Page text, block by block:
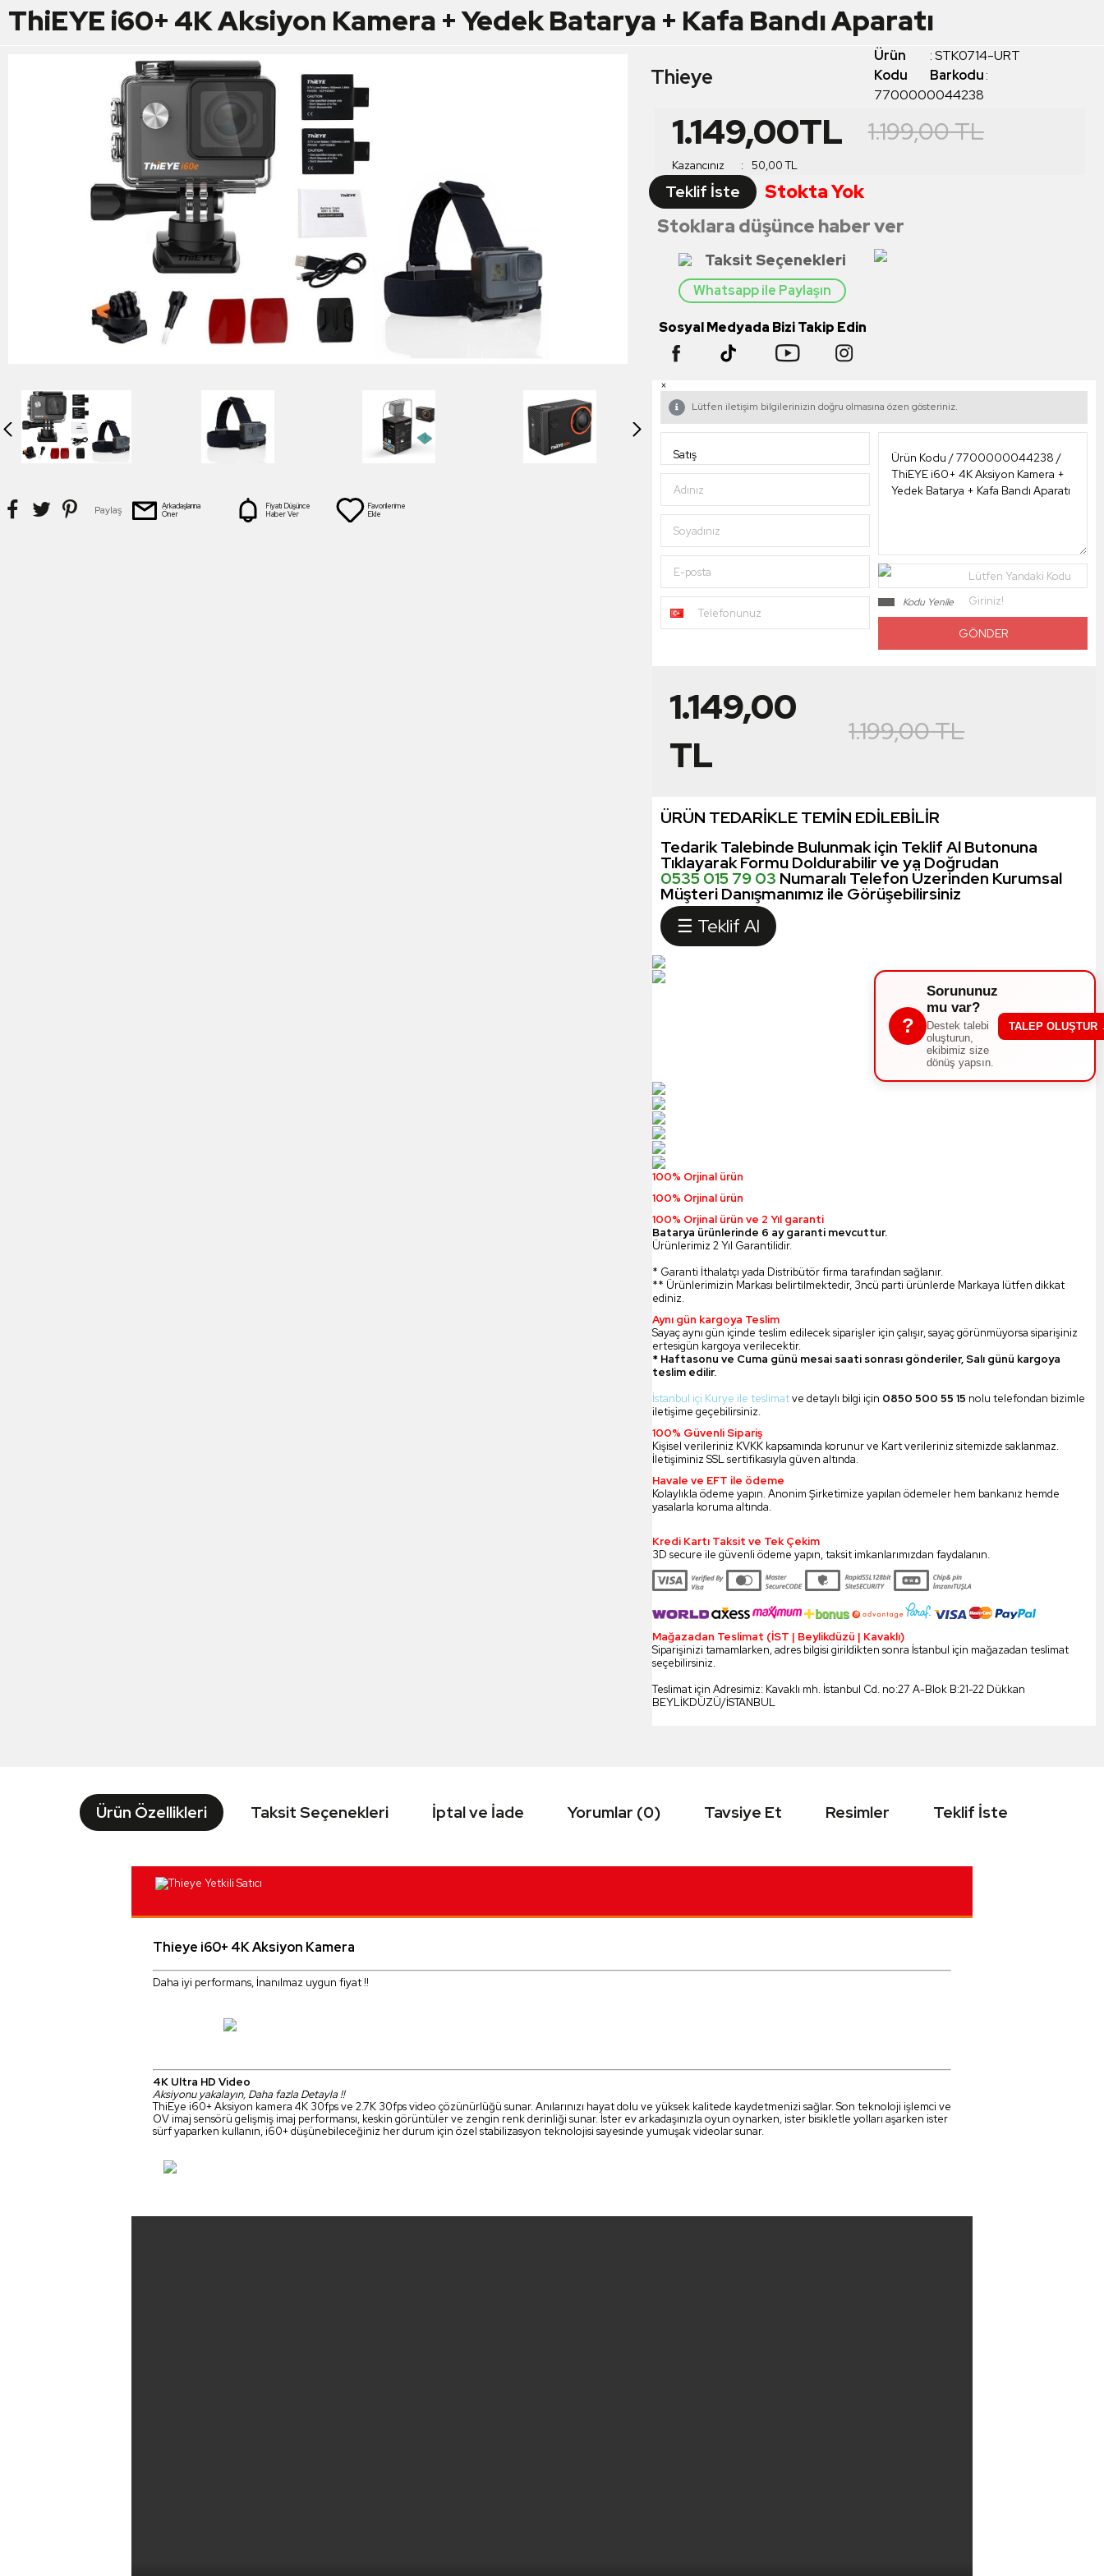
ThiEYE i60+ 4K Aksiyon Kamera + Yedek Batarya + Kafa Bandı Aparatı
Paylaş
Arkadaşlarına
Öner
Fiyatı Düşünce
Haber Ver
Favorilerime
Ekle
Thieye
Ürün
Kodu
:STK0714-URT
Barkodu:
7700000044238
1.149,00TL 1.199,00TL
Kazancınız : 50,00TL
Teklif İste
Stokta Yok
Stoklara düşünce haber ver
Taksit Seçenekleri
Whatsapp ile Paylaşın
Sosyal Medyada Bizi Takip Edin
×
Lütfen iletişim bilgilerinizin doğru olmasına özen gösteriniz.
Adınız
Soyadınız
E-posta
Telefonunuz
Lütfen Yandaki Kodu
Giriniz!
Kodu Yenile
1.149,00
TL
1.199,00TL
ÜRÜN TEDARİKLE TEMİN EDİLEBİLİR
Tedarik Talebinde Bulunmak için Teklif Al Butonuna
Tıklayarak Formu Doldurabilir ve ya Doğrudan
0535 015 79 03 Numaralı Telefon Üzerinden Kurumsal
Müşteri Danışmanımız ile Görüşebilirsiniz
☰ Teklif Al
?
Sorununuz
mu var?
Destek talebi
oluşturun,
ekibimiz size
dönüş yapsın.
TALEP OLUŞTUR
100% Orjinal ürün
100% Orjinal ürün
100% Orjinal ürün ve 2 Yıl garanti
Batarya ürünlerinde 6 ay garanti mevcuttur.
Ürünlerimiz 2 Yıl Garantilidir.
* Garanti İthalatçı yada Distribütör firma tarafından sağlanır.
** Ürünlerimizin Markası belirtilmektedir, 3ncü parti ürünlerde Markaya lütfen dikkat
ediniz.
Aynı gün kargoya Teslim
Sayaç aynı gün içinde teslim edilecek siparişler için çalışır, sayaç görünmüyorsa siparişiniz
ertesigün kargoya verilecektir.
* Haftasonu ve Cuma günü mesai saati sonrası gönderiler, Salı günü kargoya
teslim edilir.
İstanbul içi Kurye ile teslimatve detaylı bilgi için 0850 500 55 15 nolu telefondan bizimle
iletişime geçebilirsiniz.
100% Güvenli Sipariş
Kişisel verileriniz KVKK kapsamında korunur ve Kart verileriniz sitemizde saklanmaz.
İletişiminiz SSL sertifikasıyla güven altında.
Havale ve EFT ile ödeme
Kolaylıkla ödeme yapın. Anonim Şirketimize yapılan ödemeler hem bankanız hemde
yasalarla koruma altında.
Kredi Kartı Taksit ve Tek Çekim
3D secure ile güvenli ödeme yapın, taksit imkanlarımızdan faydalanın.
Mağazadan Teslimat (İST | Beylikdüzü | Kavaklı)
Siparişinizi tamamlarken, adres bilgisi girildikten sonra İstanbul için mağazadan teslimat
seçebilirsiniz.
Teslimat için Adresimiz: Kavaklı mh. İstanbul Cd. no:27 A-Blok B:21-22 Dükkan
BEYLİKDÜZÜ/İSTANBUL
Ürün Özellikleri Taksit Seçenekleri İptal ve İade Yorumlar (0) Tavsiye Et Resimler Teklif İste
Thieye i60+ 4K Aksiyon Kamera
Daha iyi performans, İnanılmaz uygun fiyat !!
4K Ultra HD Video
Aksiyonu yakalayın, Daha fazla Detayla !!
ThiEye i60+ Aksiyon kamera 4K 30fps ve 2.7K 30fps video çözünürlüğü sunar. Anılarınızı hayat dolu ve yüksek kalitede kaydetmenizi sağlar. Son teknoloji işlemci ve
OV imaj sensörü gelişmiş imaj performansı, keskin görüntüler ve zengin renk derinliği sunar. İster ev arkadaşınızla oyun oynarken, ister bisikletle yolları aşarken ister
sürf yaparken kullanın, i60+ düşünebileceğiniz her durum için özel stabilizasyon teknolojisi sayesinde yumuşak videolar sunar.